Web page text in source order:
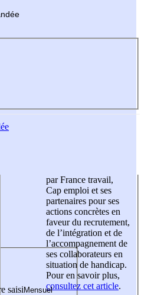
saisi
par France travail,
Cap emploi et ses
partenaires pour ses
actions concrètes en
faveur du recrutement,
de l’intégration et de
l’accompagnement de
ses collaborateurs en
situation de handicap.
Pour en savoir plus,
consultez cet article.